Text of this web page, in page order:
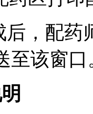
后，配
至该窗口